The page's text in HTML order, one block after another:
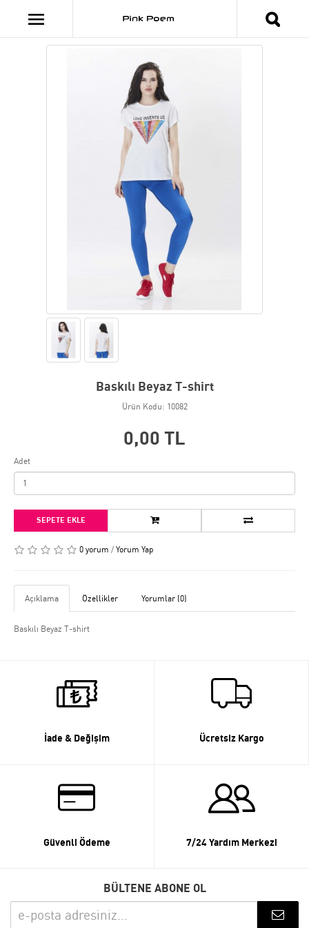
Baskılı Beyaz T-shirt
Ürün Kodu: 10082
0,00 TL
Adet
SEPETE EKLE
0 yorum / Yorum Yap
Açıklama Özellikler Yorumlar (0)
Baskılı Beyaz T-shirt
İade & Değişim Ücretsiz Kargo
Güvenli Ödeme 7/24 Yardım Merkezi
BÜLTENE ABONE OL